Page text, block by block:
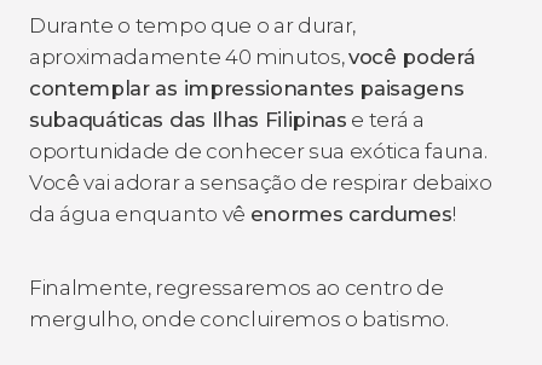
Durante o tempo que o ar durar,
aproximadamente 40 minutos,você poderá
contemplar as impressionantes paisagens
subaquáticas das Ilhas Filipinas e terá a
oportunidade de conhecer sua exótica fauna.
Você vai adorar a sensação de respirar debaixo
da água enquanto vê enormes cardumes!
Finalmente, regressaremos ao centro de
mergulho, onde concluiremos o batismo.